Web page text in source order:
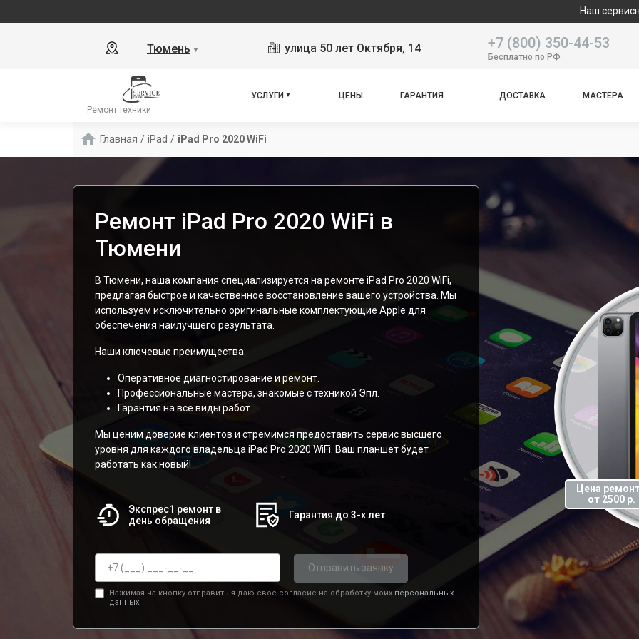
Наш сервисный центр
Тюмень ▼ улица 50 лет Октября, 14 +7 (800) 350-44-53
Бесплатно по РФ
Ремонт техники
УСЛУГИ ЦЕНЫ ГАРАНТИЯ ДОСТАВКА МАСТЕРА
Главная / iPad / iPad Pro 2020 WiFi
Ремонт iPad Pro 2020 WiFi в
Тюмени
В Тюмени, наша компания специализируется на ремонте iPad Pro 2020 WiFi,
предлагая быстрое и качественное восстановление вашего устройства. Мы
используем исключительно оригинальные комплектующие Apple для
обеспечения наилучшего результата.
Наши ключевые преимущества:
Оперативное диагностирование и ремонт.
Профессиональные мастера, знакомые с техникой Эпл.
Гарантия на все виды работ.
Мы ценим доверие клиентов и стремимся предоставить сервис высшего
уровня для каждого владельца iPad Pro 2020 WiFi. Ваш планшет будет
работать как новый!
Экспрес1 ремонт в
день обращения
Гарантия до 3-х лет
Отправить заявку
Нажимая на кнопку отправить я даю свое согласие на обработку моих персональных
данных.
Цена
от 2500 р.